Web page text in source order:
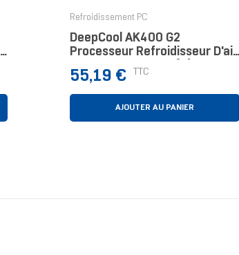
Refroidissement PC
DeepCool AK400 G2
Processeur Refroidisseur D'air
12 Cm Noir 1 Pièce(s)
Prix
55,19 € TTC
AJOUTER AU PANIER